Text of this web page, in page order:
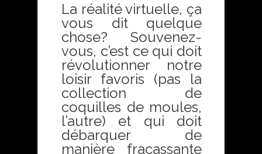
La réalité virtuelle, ça
vous dit quelque
chose? Souvenez-
vous, c’est ce qui doit
révolutionner notre
loisir favoris (pas la
collection de
coquilles de moules,
l’autre) et qui doit
débarquer de
manière fracassante